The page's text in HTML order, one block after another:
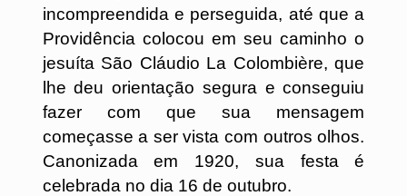
incompreendida e perseguida, até que a
Providência colocou em seu caminho o
jesuíta São Cláudio La Colombière, que
lhe deu orientação segura e conseguiu
fazer com que sua mensagem
começasse a ser vista com outros olhos.
Canonizada em 1920, sua festa é
celebrada no dia 16 de outubro.